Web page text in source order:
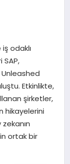
odaklı
Etkinlikte,
şirketler,
hikayelerini
ortak bir